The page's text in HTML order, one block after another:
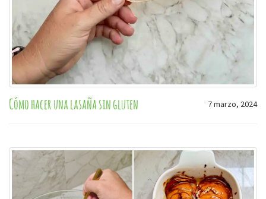
Cómo hacer una lasaña sin gluten 7 marzo, 2024